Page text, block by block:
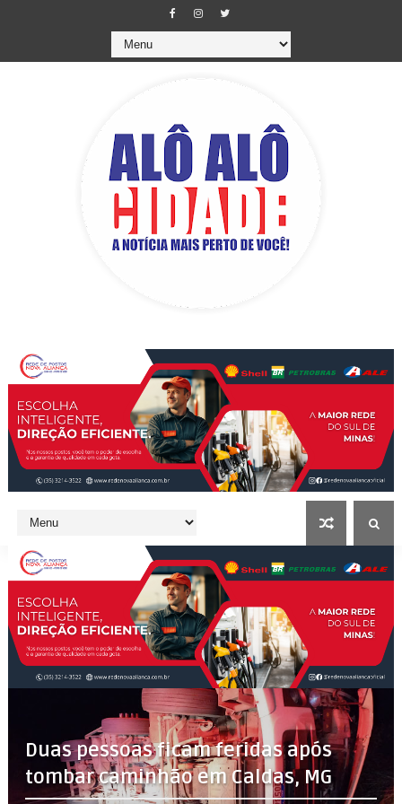
Duas pessoas ficam feridas após
tombar caminhão em Caldas, MG